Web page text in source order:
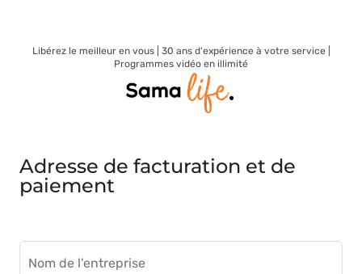
Libérez le meilleur en vous | 30 ans d'expérience à votre service |
Programmes vidéo en illimité
Adresse de facturation et de
paiement